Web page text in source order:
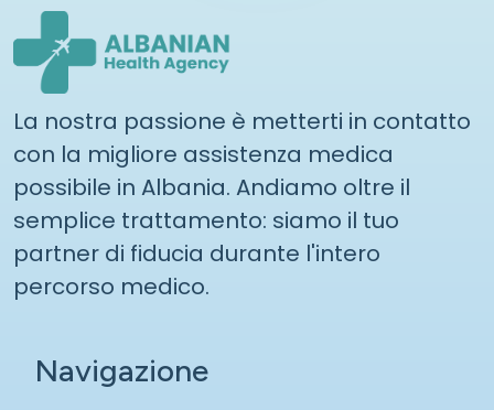
La nostra passione è metterti in contatto
con la migliore assistenza medica
possibile in Albania. Andiamo oltre il
semplice trattamento: siamo il tuo
partner di fiducia durante l'intero
percorso medico.
Navigazione